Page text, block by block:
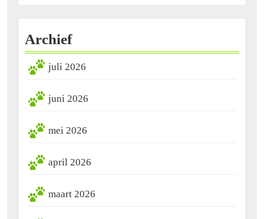
Archief
juli 2026
juni 2026
mei 2026
april 2026
maart 2026